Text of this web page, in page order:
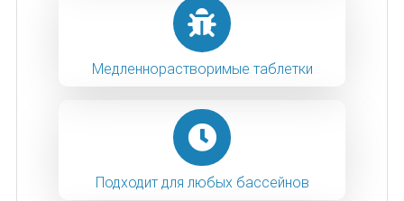
Медленнорастворимые таблетки
Подходит для любых бассейнов